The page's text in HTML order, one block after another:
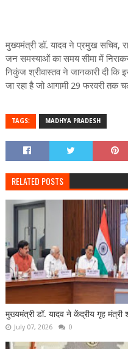
मुख्यमंत्री डॉ. यादव ने प्रमुख सचिव,
जन समस्याओं का समय सीमा में
निकुंज श्रीवास्तव ने जानकारी दी
जा रहा है जो आगामी 29 फरवरी तक
TAGS: MADHYA PRADESH
RELATED POSTS
मुख्यमंत्री डॉ. यादव ने केंद्रीय गृह
July 07, 2026 0